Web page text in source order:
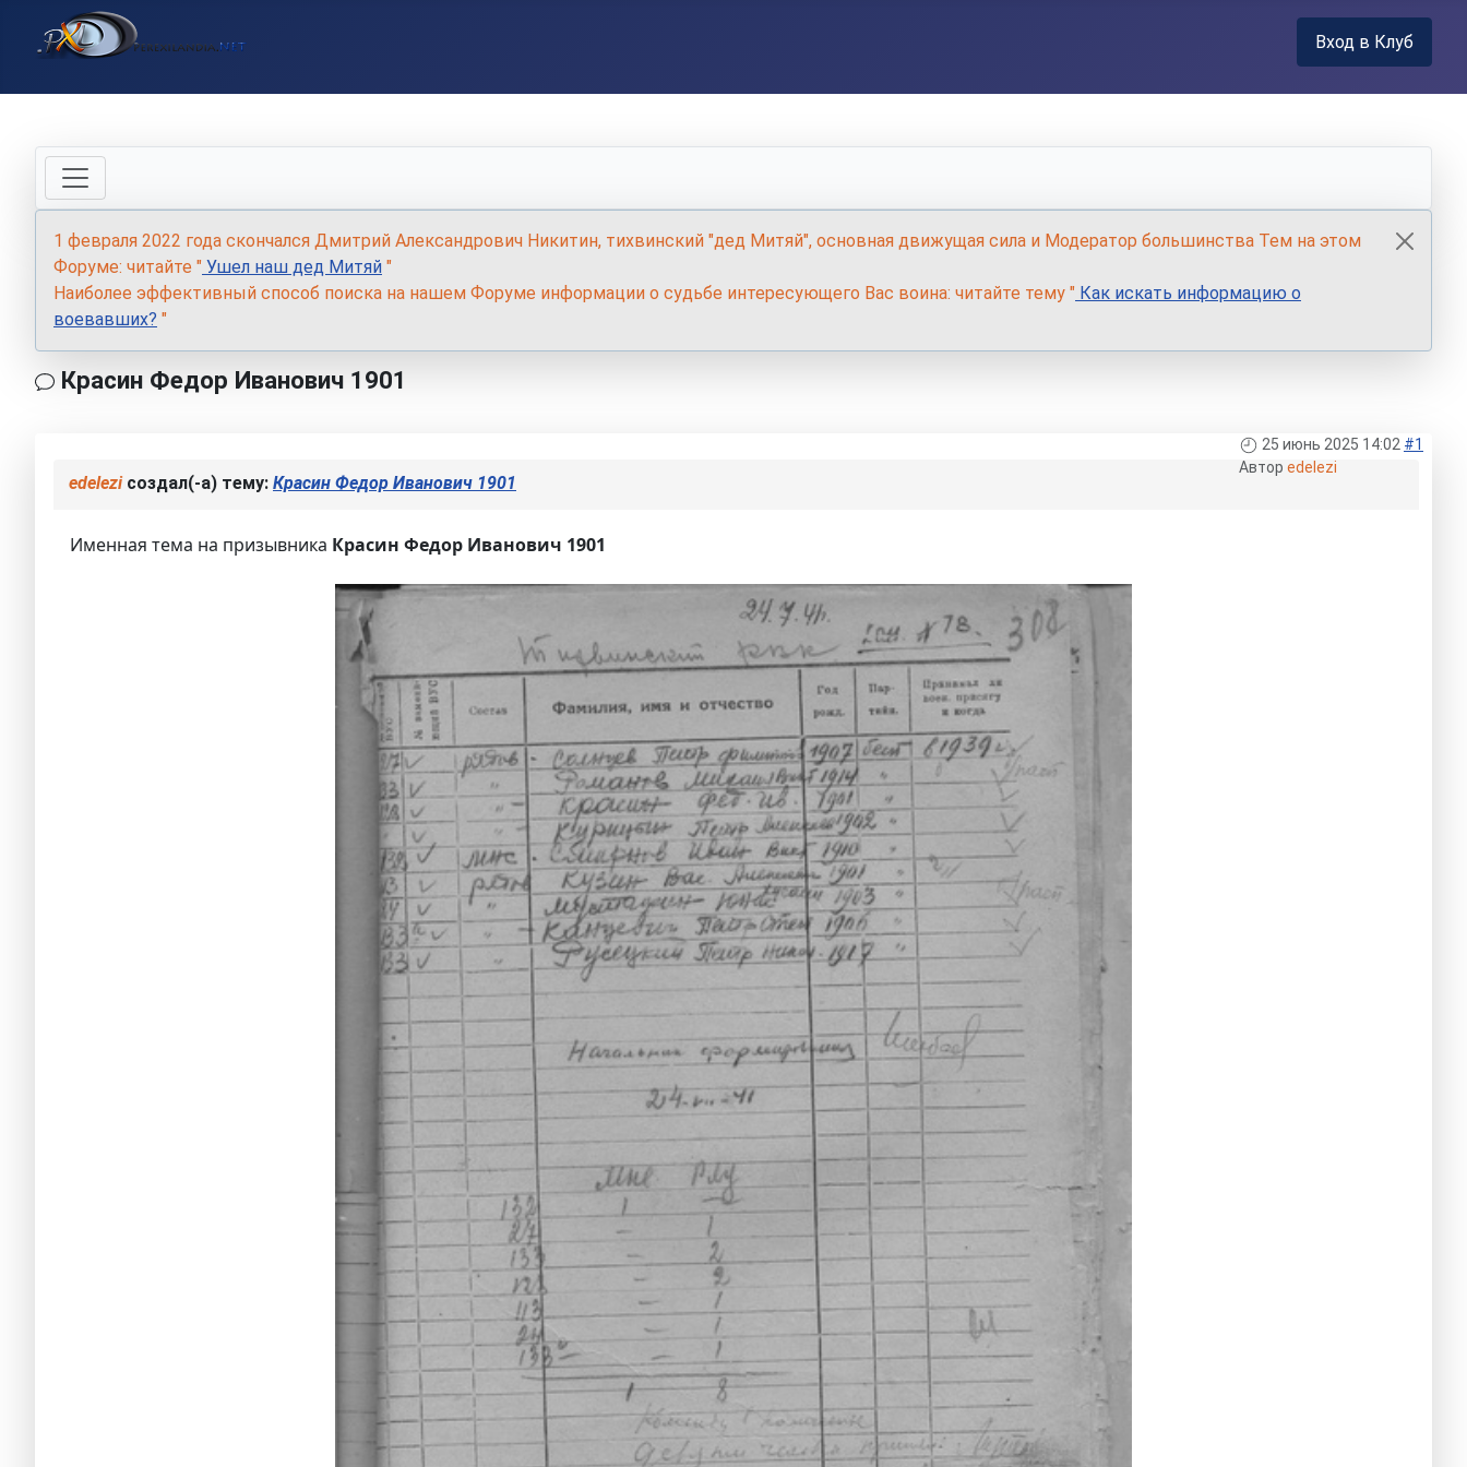
Вход в Клуб
1 февраля 2022 года скончался Дмитрий Александрович Никитин, тихвинский "дед Митяй", основная движущая сила и Модератор большинства Тем на этом
Форуме: читайте " Ушел наш дед Митяй "
Наиболее эффективный способ поиска на нашем Форуме информации о судьбе интересующего Вас воина: читайте тему " Как искать информацию о
воевавших? "
Красин Федор Иванович 1901
25 июнь 2025 14:02 #1
Автор edelezi
edeleziсоздал(-а) тему: Красин Федор Иванович 1901
Именная тема на призывника Красин Федор Иванович 1901